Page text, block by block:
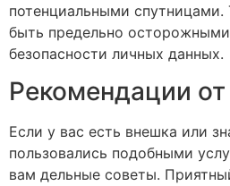
потенциальными спутницами.
быть предельно
безопасности личных данных.
Рекомендации
Если у вас есть внешка или
пользовались подобными
вам дельные советы.